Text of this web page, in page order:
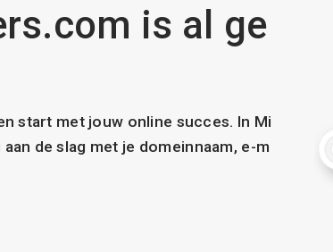
is al ge
start met jouw online succes. In Mi
de slag met je domeinnaam, e-m